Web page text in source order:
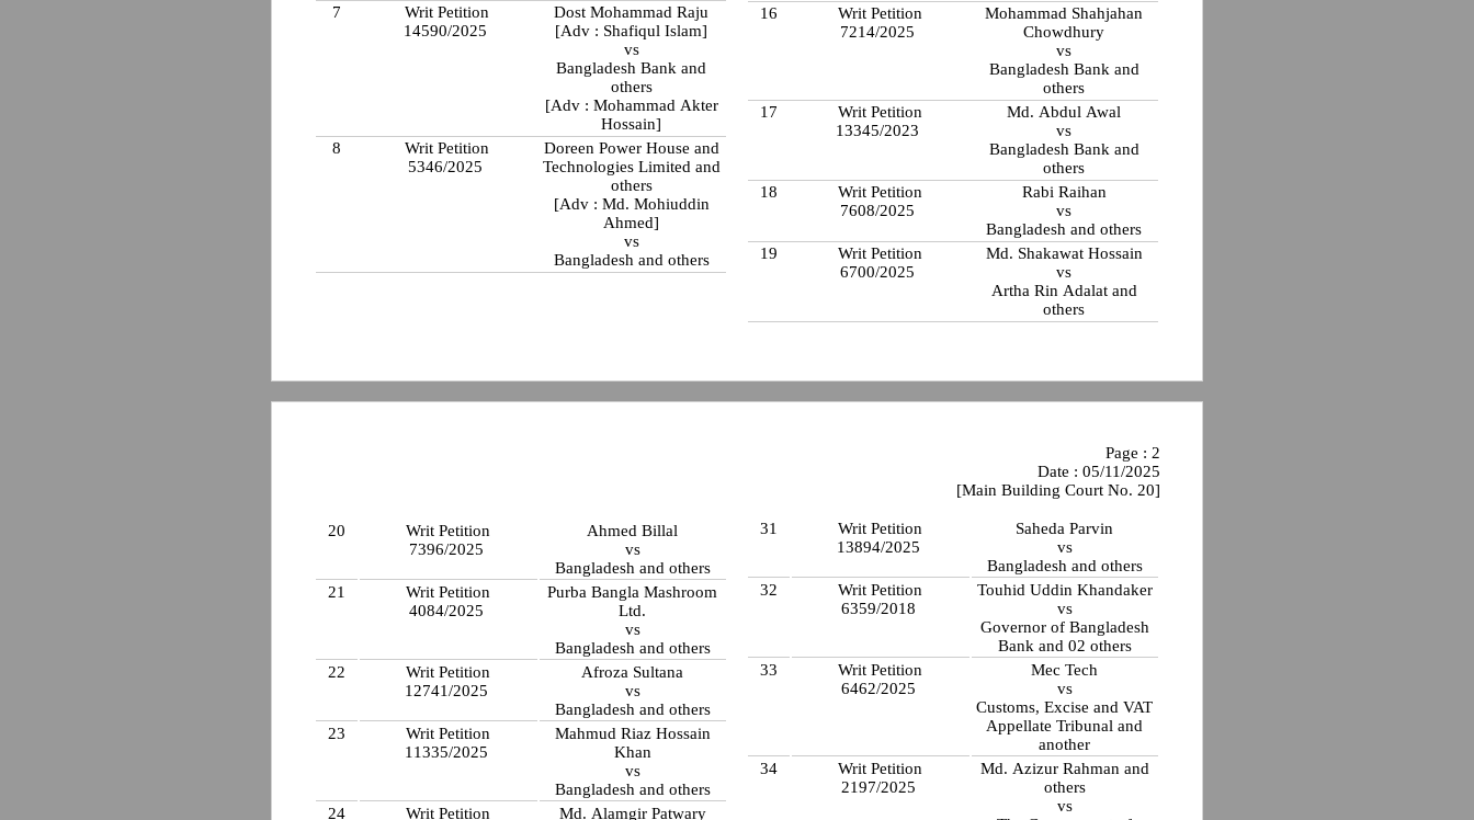
7
Writ Petition
14590/2025
Dost Mohammad Raju
[Adv : Shafiqul Islam]
vs
Bangladesh Bank and
others
[Adv : Mohammad Akter
Hossain]
8
Writ Petition
5346/2025
Doreen Power House and
Technologies Limited and
others
[Adv : Md. Mohiuddin
Ahmed]
vs
Bangladesh and others
16
Writ Petition
7214/2025
Mohammad Shahjahan
Chowdhury
vs
Bangladesh Bank and
others
17
Writ Petition
13345/2023
Md. Abdul Awal
vs
Bangladesh Bank and
others
18
Writ Petition
7608/2025
Rabi Raihan
vs
Bangladesh and others
19
Writ Petition
6700/2025
Md. Shakawat Hossain
vs
Artha Rin Adalat and
others
Page : 2
Date : 05/11/2025
[Main Building Court No. 20]
20
Writ Petition
7396/2025
Ahmed Billal
vs
Bangladesh and others
21
Writ Petition
4084/2025
Purba Bangla Mashroom
Ltd.
vs
Bangladesh and others
22
Writ Petition
12741/2025
Afroza Sultana
vs
Bangladesh and others
23
Writ Petition
11335/2025
Mahmud Riaz Hossain
Khan
vs
Bangladesh and others
24
Writ Petition
Md. Alamgir Patwary
31
Writ Petition
13894/2025
Saheda Parvin
vs
Bangladesh and others
32
Writ Petition
6359/2018
Touhid Uddin Khandaker
vs
Governor of Bangladesh
Bank and 02 others
33
Writ Petition
6462/2025
Mec Tech
vs
Customs, Excise and VAT
Appellate Tribunal and
another
34
Writ Petition
2197/2025
Md. Azizur Rahman and
others
vs